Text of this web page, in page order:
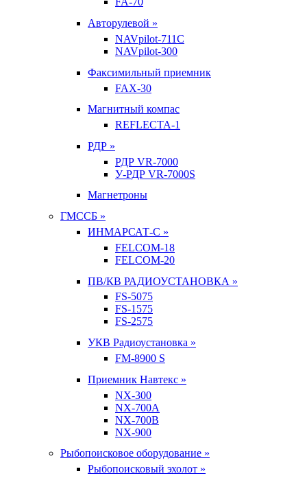
Авторулевой »
NAVpilot-711С
NAVpilot-300
Факсимильный приемник
FAX-30
Магнитный компас
REFLECTA-1
РДР »
РДР VR-7000
У-РДР VR-7000S
Магнетроны
ГМССБ »
ИНМАРСАТ-С »
FELCOM-18
FELCOM-20
ПВ/КВ РАДИОУСТАНОВКА »
FS-5075
FS-1575
FS-2575
УКВ Радиоустановка »
FM-8900 S
Приемник Навтекс »
NX-300
NX-700A
NX-700B
NX-900
Рыбопоисковое оборудование »
Рыбопоисковый эхолот »